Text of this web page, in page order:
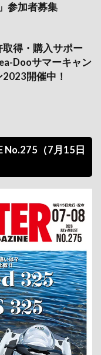
参加者募集
取得・購入サポー
Dooサマーキャン
開催中！
No.275（7月15日